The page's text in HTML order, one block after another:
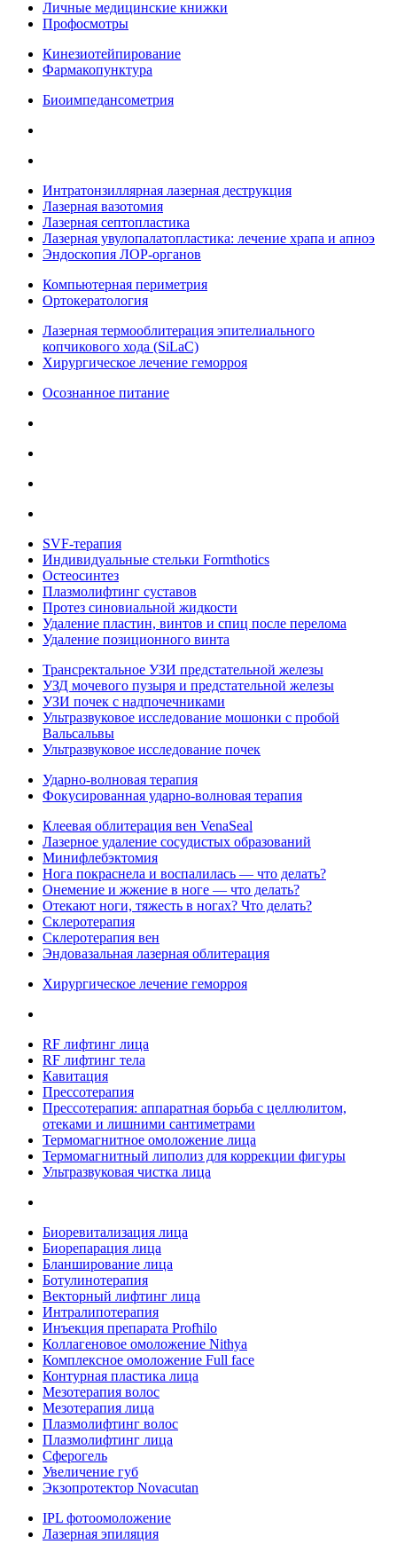
Личные медицинские книжки
Профосмотры
Кинезиотейпирование
Фармакопунктура
Биоимпедансометрия
Интратонзиллярная лазерная деструкция
Лазерная вазотомия
Лазерная септопластика
Лазерная увулопалатопластика: лечение храпа и апноэ
Эндоскопия ЛОР-органов
Компьютерная периметрия
Ортокератология
Лазерная термооблитерация эпителиального
копчикового хода (SiLaC)
Хирургическое лечение геморроя
Осознанное питание
SVF-терапия
Индивидуальные стельки Formthotics
Остеосинтез
Плазмолифтинг суставов
Протез синовиальной жидкости
Удаление пластин, винтов и спиц после перелома
Удаление позиционного винта
Трансректальное УЗИ предстательной железы
УЗД мочевого пузыря и предстательной железы
УЗИ почек с надпочечниками
Ультразвуковое исследование мошонки с пробой
Вальсальвы
Ультразвуковое исследование почек
Ударно-волновая терапия
Фокусированная ударно-волновая терапия
Клеевая облитерация вен VenaSeal
Лазерное удаление сосудистых образований
Минифлебэктомия
Нога покраснела и воспалилась — что делать?
Онемение и жжение в ноге — что делать?
Отекают ноги, тяжесть в ногах? Что делать?
Склеротерапия
Склеротерапия вен
Эндовазальная лазерная облитерация
Хирургическое лечение геморроя
RF лифтинг лица
RF лифтинг тела
Кавитация
Прессотерапия
Прессотерапия: аппаратная борьба с целлюлитом,
отеками и лишними сантиметрами
Термомагнитное омоложение лица
Термомагнитный липолиз для коррекции фигуры
Ультразвуковая чистка лица
Биоревитализация лица
Биорепарация лица
Бланширование лица
Ботулинотерапия
Векторный лифтинг лица
Интралипотерапия
Инъекция препарата Profhilo
Коллагеновое омоложение Nithya
Комплексное омоложение Full face
Контурная пластика лица
Мезотерапия волос
Мезотерапия лица
Плазмолифтинг волос
Плазмолифтинг лица
Сферогель
Увеличение губ
Экзопротектор Novacutan
IPL фотоомоложение
Лазерная эпиляция